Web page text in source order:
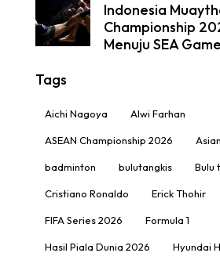
Indonesia
Championship
Menuju SEA
Tags
Aichi Nagoya Alwi Farhan
ASEAN Championship 2026
badminton bulutangkis Bulu
Cristiano Ronaldo Erick Thohir
FIFA Series 2026 Formula 1
Hasil Piala Dunia 2026 Hyundai